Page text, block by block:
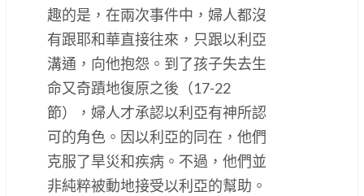
趣的是，在兩次事件中，婦人都沒
有跟耶和華直接往來，只跟以利亞
溝通，向他抱怨。到了孩子失去生
命又奇蹟地復原之後（17-22
節），婦人才承認以利亞有神所認
可的角色。因以利亞的同在，他們
克服了旱災和疾病。不過，他們並
非純粹被動地接受以利亞的幫助。